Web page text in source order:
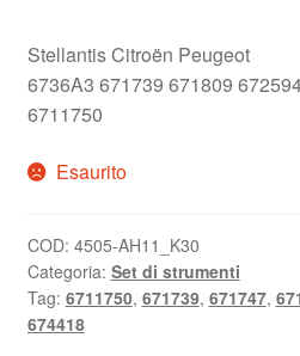
Stellantis Citroën Peugeot
6736A3 671739 671809
6711750
Esaurito
COD: 4505-AH11_K30
Categoria: Set di strumenti
Tag: 6711750, 671739, 671747,
674418